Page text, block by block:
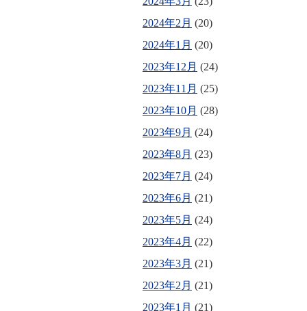
2024年2月 (20)
2024年1月 (20)
2023年12月 (24)
2023年11月 (25)
2023年10月 (28)
2023年9月 (24)
2023年8月 (23)
2023年7月 (24)
2023年6月 (21)
2023年5月 (24)
2023年4月 (22)
2023年3月 (21)
2023年2月 (21)
2023年1月 (21)